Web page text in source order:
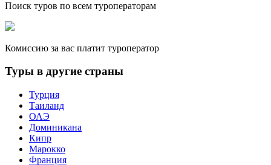
Поиск туров по всем туроператорам
Комиссию за вас платит туроператор
Туры в другие страны
Турция
Таиланд
ОАЭ
Доминикана
Кипр
Марокко
Франция